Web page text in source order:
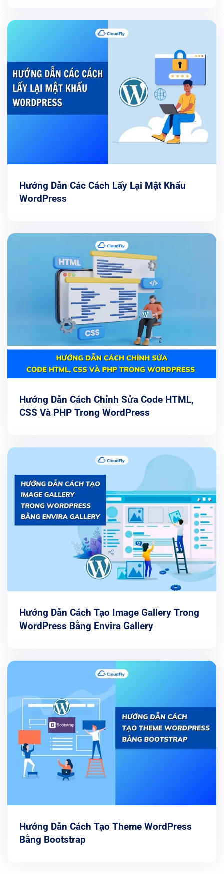
Hướng Dẫn Các Cách Lấy Lại Mật Khẩu
WordPress
Hướng Dẫn Cách Chỉnh Sửa Code HTML,
CSS Và PHP Trong WordPress
Hướng Dẫn Cách Tạo Image Gallery Trong
WordPress Bằng Envira Gallery
Hướng Dẫn Cách Tạo Theme WordPress
Bằng Bootstrap